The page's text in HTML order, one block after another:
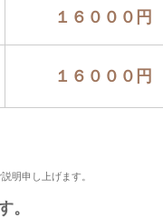
１６０００円
１６０００円
明申し上げます。
。